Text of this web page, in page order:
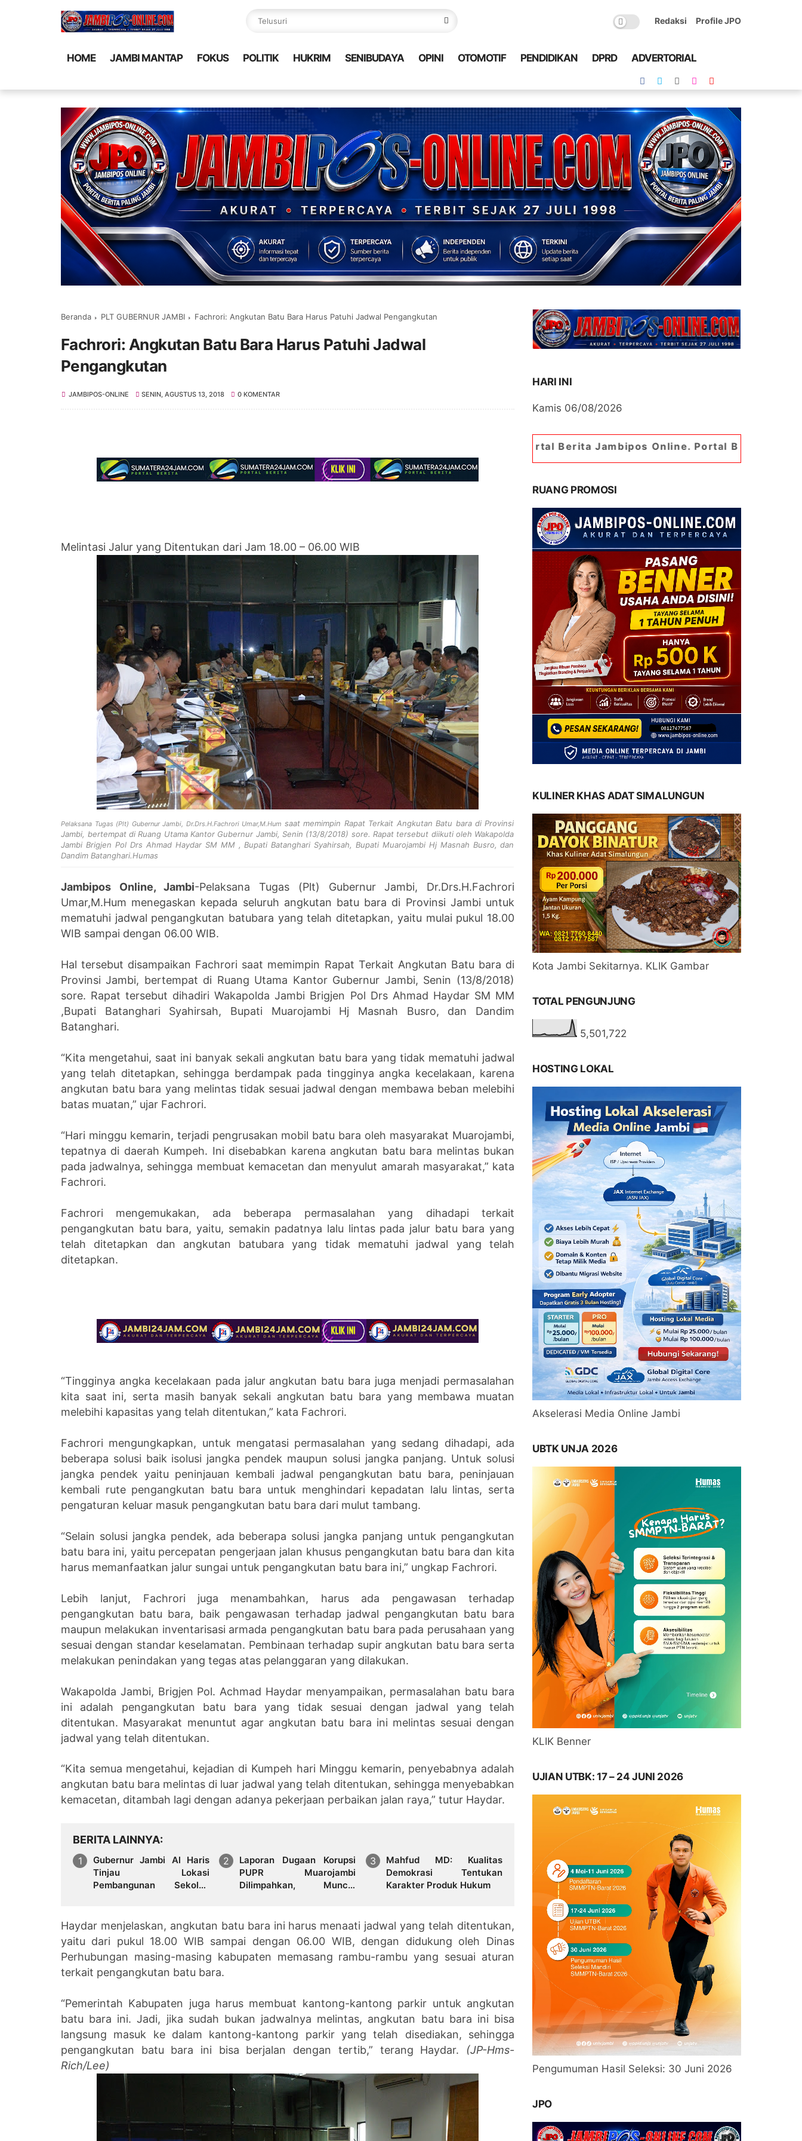
Redaksi Profile JPO
HOME JAMBI MANTAP FOKUS POLITIK HUKRIM SENIBUDAYA OPINI OTOMOTIF PENDIDIKAN DPRD ADVERTORIAL
Beranda PLT GUBERNUR JAMBI Fachrori: Angkutan Batu Bara Harus Patuhi Jadwal Pengangkutan
Fachrori: Angkutan Batu Bara Harus Patuhi Jadwal
Pengangkutan
JAMBIPOS-ONLINE SENIN, AGUSTUS 13, 2018 0 KOMENTAR
Melintasi Jalur yang Ditentukan dari Jam 18.00 – 06.00 WIB
Pelaksana Tugas (Plt) Gubernur Jambi, Dr.Drs.H.Fachrori Umar,M.Hum saat memimpin Rapat Terkait Angkutan Batu bara di Provinsi
Jambi, bertempat di Ruang Utama Kantor Gubernur Jambi, Senin (13/8/2018) sore. Rapat tersebut diikuti oleh Wakapolda
Jambi Brigjen Pol Drs Ahmad Haydar SM MM , Bupati Batanghari Syahirsah, Bupati Muarojambi Hj Masnah Busro, dan
Dandim Batanghari.Humas
Jambipos Online, Jambi-Pelaksana Tugas (Plt) Gubernur Jambi, Dr.Drs.H.Fachrori
Umar,M.Hum menegaskan kepada seluruh angkutan batu bara di Provinsi Jambi untuk
mematuhi jadwal pengangkutan batubara yang telah ditetapkan, yaitu mulai pukul 18.00
WIB sampai dengan 06.00 WIB.
Hal tersebut disampaikan Fachrori saat memimpin Rapat Terkait Angkutan Batu bara di
Provinsi Jambi, bertempat di Ruang Utama Kantor Gubernur Jambi, Senin (13/8/2018)
sore. Rapat tersebut dihadiri Wakapolda Jambi Brigjen Pol Drs Ahmad Haydar SM MM
,Bupati Batanghari Syahirsah, Bupati Muarojambi Hj Masnah Busro, dan Dandim
Batanghari.
“Kita mengetahui, saat ini banyak sekali angkutan batu bara yang tidak mematuhi jadwal
yang telah ditetapkan, sehingga berdampak pada tingginya angka kecelakaan, karena
angkutan batu bara yang melintas tidak sesuai jadwal dengan membawa beban melebihi
batas muatan,” ujar Fachrori.
“Hari minggu kemarin, terjadi pengrusakan mobil batu bara oleh masyarakat Muarojambi,
tepatnya di daerah Kumpeh. Ini disebabkan karena angkutan batu bara melintas bukan
pada jadwalnya, sehingga membuat kemacetan dan menyulut amarah masyarakat,” kata
Fachrori.
Fachrori mengemukakan, ada beberapa permasalahan yang dihadapi terkait
pengangkutan batu bara, yaitu, semakin padatnya lalu lintas pada jalur batu bara yang
telah ditetapkan dan angkutan batubara yang tidak mematuhi jadwal yang telah
ditetapkan.
“Tingginya angka kecelakaan pada jalur angkutan batu bara juga menjadi permasalahan
kita saat ini, serta masih banyak sekali angkutan batu bara yang membawa muatan
melebihi kapasitas yang telah ditentukan,” kata Fachrori.
Fachrori mengungkapkan, untuk mengatasi permasalahan yang sedang dihadapi, ada
beberapa solusi baik isolusi jangka pendek maupun solusi jangka panjang. Untuk solusi
jangka pendek yaitu peninjauan kembali jadwal pengangkutan batu bara, peninjauan
kembali rute pengangkutan batu bara untuk menghindari kepadatan lalu lintas, serta
pengaturan keluar masuk pengangkutan batu bara dari mulut tambang.
“Selain solusi jangka pendek, ada beberapa solusi jangka panjang untuk pengangkutan
batu bara ini, yaitu percepatan pengerjaan jalan khusus pengangkutan batu bara dan kita
harus memanfaatkan jalur sungai untuk pengangkutan batu bara ini,” ungkap Fachrori.
Lebih lanjut, Fachrori juga menambahkan, harus ada pengawasan terhadap
pengangkutan batu bara, baik pengawasan terhadap jadwal pengangkutan batu bara
maupun melakukan inventarisasi armada pengangkutan batu bara pada perusahaan yang
sesuai dengan standar keselamatan. Pembinaan terhadap supir angkutan batu bara serta
melakukan penindakan yang tegas atas pelanggaran yang dilakukan.
Wakapolda Jambi, Brigjen Pol. Achmad Haydar menyampaikan, permasalahan batu bara
ini adalah pengangkutan batu bara yang tidak sesuai dengan jadwal yang telah
ditentukan. Masyarakat menuntut agar angkutan batu bara ini melintas sesuai dengan
jadwal yang telah ditentukan.
“Kita semua mengetahui, kejadian di Kumpeh hari Minggu kemarin, penyebabnya adalah
angkutan batu bara melintas di luar jadwal yang telah ditentukan, sehingga menyebabkan
kemacetan, ditambah lagi dengan adanya pekerjaan perbaikan jalan raya,” tutur Haydar.
BERITA LAINNYA
Gubernur Jambi Al Haris
Tinjau Lokasi
Pembangunan Sekolah
Green City
Laporan Dugaan Korupsi
PUPR Muarojambi
Dilimpahkan, Muncul
Aduan Publik
Mahfud MD: Kualitas
Demokrasi Tentukan
Karakter Produk Hukum
Haydar menjelaskan, angkutan batu bara ini harus menaati jadwal yang telah ditentukan,
yaitu dari pukul 18.00 WIB sampai dengan 06.00 WIB, dengan didukung oleh Dinas
Perhubungan masing-masing kabupaten memasang rambu-rambu yang sesuai aturan
terkait pengangkutan batu bara.
“Pemerintah Kabupaten juga harus membuat kantong-kantong parkir untuk angkutan
batu bara ini. Jadi, jika sudah bukan jadwalnya melintas, angkutan batu bara ini bisa
langsung masuk ke dalam kantong-kantong parkir yang telah disediakan, sehingga
pengangkutan batu bara ini bisa berjalan dengan tertib,” terang Haydar. (JP-Hms-
Rich/Lee)
HARI INI
Kamis 06/08/2026
Selamat Datang di Portal Berita Jambipos Online. Portal Berita Paling Jambi
RUANG PROMOSI
KULINER KHAS ADAT SIMALUNGUN
Kota Jambi Sekitarnya. KLIK Gambar
TOTAL PENGUNJUNG
5,501,722
HOSTING LOKAL
Akselerasi Media Online Jambi
UBTK UNJA 2026
KLIK Benner
UJIAN UTBK: 17 – 24 JUNI 2026
Pengumuman Hasil Seleksi: 30 Juni 2026
JPO